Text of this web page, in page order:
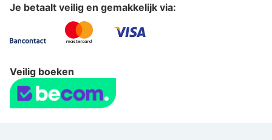
Je betaalt veilig en gemakkelijk via:
Veilig boeken